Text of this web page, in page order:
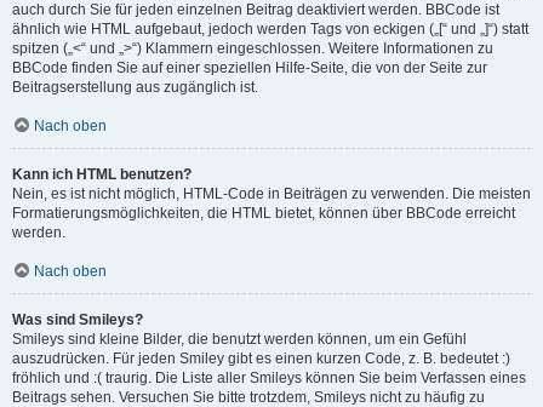
auch durch Sie für jeden einzelnen Beitrag deaktiviert werden. BBCode ist
ähnlich wie HTML aufgebaut, jedoch werden Tags von eckigen („[“ und „]“) statt
spitzen („<“ und „>“) Klammern eingeschlossen. Weitere Informationen zu
BBCode finden Sie auf einer speziellen Hilfe-Seite, die von der Seite zur
Beitragserstellung aus zugänglich ist.
Nach oben
Kann ich HTML benutzen?
Nein, es ist nicht möglich, HTML-Code in Beiträgen zu verwenden. Die meisten
Formatierungsmöglichkeiten, die HTML bietet, können über BBCode erreicht
werden.
Nach oben
Was sind Smileys?
Smileys sind kleine Bilder, die benutzt werden können, um ein Gefühl
auszudrücken. Für jeden Smiley gibt es einen kurzen Code, z. B. bedeutet :)
fröhlich und :( traurig. Die Liste aller Smileys können Sie beim Verfassen eines
Beitrags sehen. Versuchen Sie bitte trotzdem, Smileys nicht zu häufig zu